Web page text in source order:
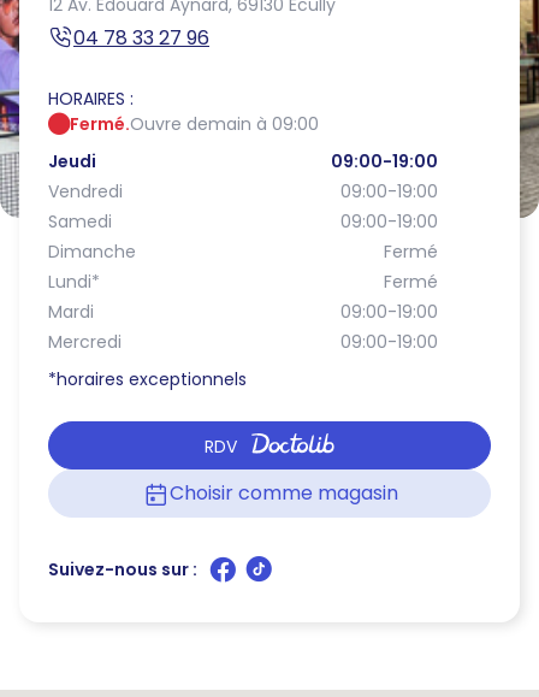
12 Av. Edouard Aynard, 69130 Écully
04 78 33 27 96
HORAIRES :
Fermé.Ouvre demain à 09:00
Jeudi
09:00-19:00
Vendredi
09:00-19:00
Samedi
09:00-19:00
Dimanche
Fermé
Lundi*
Fermé
Mardi
09:00-19:00
Mercredi
09:00-19:00
*horaires exceptionnels
RDV
Choisir comme magasin
Suivez-nous sur :